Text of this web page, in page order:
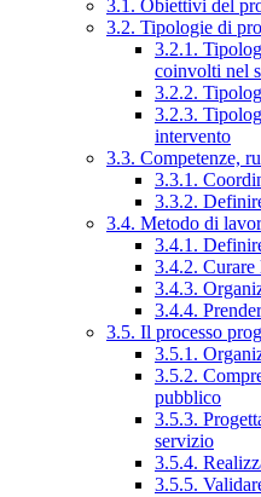
3.1. Obiettivi del
3.2. Tipologie di
3.2.1.
coinvolti nel
3.2.2.
3.2.3.
intervento
3.3. Competenze,
3.3.1.
3.3.2.
3.4. Metodo di
3.4.1.
3.4.2. Curare
3.4.3.
3.4.4.
3.5. Il processo
3.5.1.
3.5.2.
pubblico
3.5.3.
servizio
3.5.4.
3.5.5.